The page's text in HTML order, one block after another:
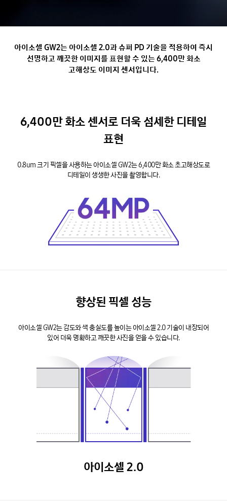
아이소셀 GW2는 아이소셀 2.0과 슈퍼 PD 기술을 적용하여 즉시
선명하고 깨끗한 이미지를표현할 수 있는 6,400만 화소
고해상도 이미지 센서입니다.
6,400만 화소 센서로 더욱 섬세한 디테일
표현
0.8um 크기 픽셀을 사용하는 아이소셀 GW2는 6,400만 화소 초고해상도로
디테일이 생생한 사진을 촬영합니다.
향상된 픽셀 성능
아이소셀 GW2는 감도와 색 충실도를 높이는 아이소셀 2.0 기술이 내장되어
있어 더욱 명확하고 깨끗한 사진을 얻을 수 있습니다.
아이소셀 2.0